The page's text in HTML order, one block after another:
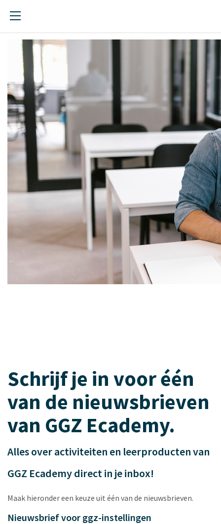
Schrijf je in voor één
van de nieuwsbrieven
van GGZ Ecademy.
Alles over activiteiten en leerproducten van
GGZ Ecademy direct in je inbox!
Maak hieronder een keuze uit één van de nieuwsbrieven.
Nieuwsbrief voor ggz-instellingen